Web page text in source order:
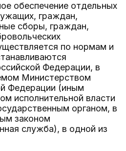
обеспечение отдельных
граждан,
сборы, граждан,
по нормам и
Федерации, в
Министерством
Федерации (иным
исполнительной власти
органом, в
законом
служба), в одной из